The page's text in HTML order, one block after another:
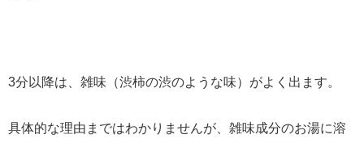
3分以降は、雑味（渋柿の渋のような味）がよく出ます。
具体的な理由まではわかりませんが、雑味成分のお湯に溶